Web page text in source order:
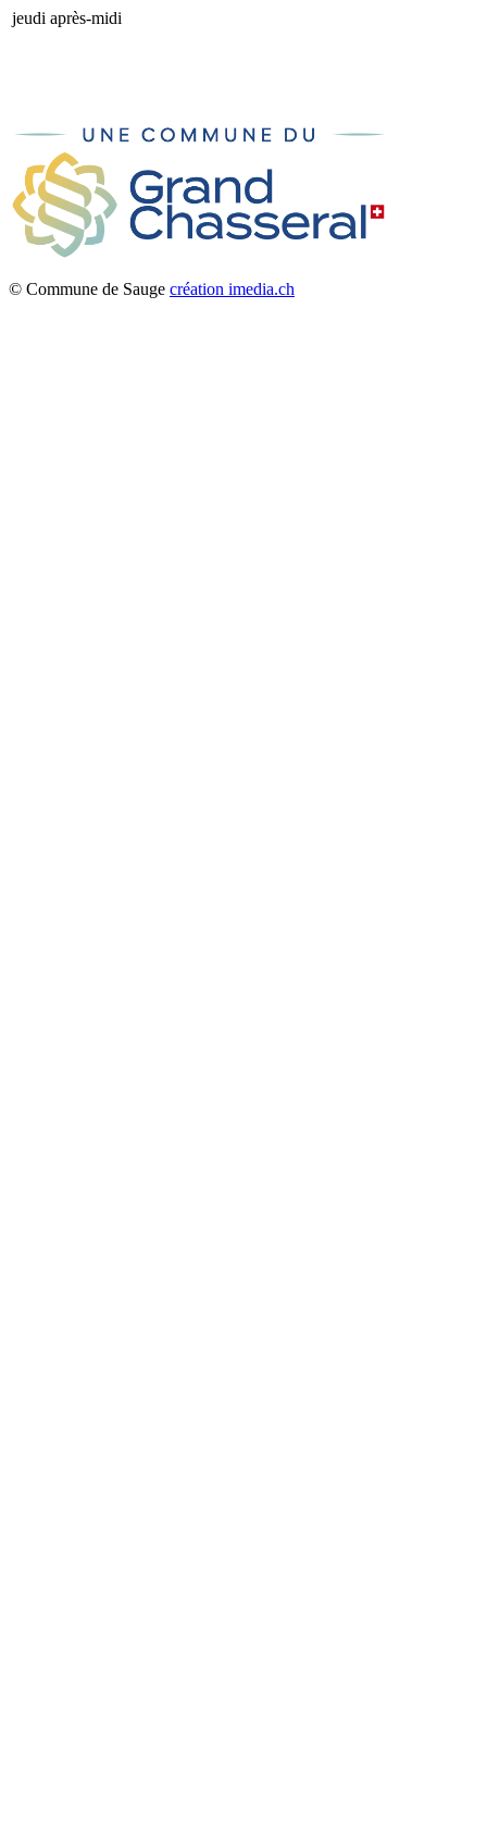
jeudi après-midi
© Commune de Sauge création imedia.ch